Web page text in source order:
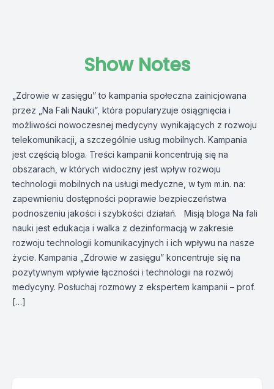
Show Notes
„Zdrowie w zasięgu” to kampania społeczna zainicjowana
przez „Na Fali Nauki”, która popularyzuje osiągnięcia i
możliwości nowoczesnej medycyny wynikających z rozwoju
telekomunikacji, a szczególnie usług mobilnych. Kampania
jest częścią bloga. Treści kampanii koncentrują się na
obszarach, w których widoczny jest wpływ rozwoju
technologii mobilnych na usługi medyczne, w tym m.in. na:
zapewnieniu dostępności poprawie bezpieczeństwa
podnoszeniu jakości i szybkości działań. Misją bloga Na fali
nauki jest edukacja i walka z dezinformacją w zakresie
rozwoju technologii komunikacyjnych i ich wpływu na nasze
życie. Kampania „Zdrowie w zasięgu” koncentruje się na
pozytywnym wpływie łączności i technologii na rozwój
medycyny. Posłuchaj rozmowy z ekspertem kampanii – prof.
[…]